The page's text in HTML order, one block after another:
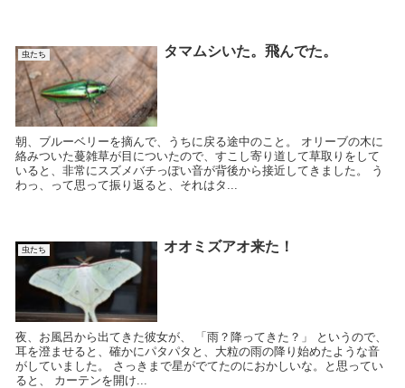
虫たち タマムシいた。飛んでた。
朝、ブルーベリーを摘んで、うちに戻る途中のこと。 オリーブの木に
絡みついた蔓雑草が目についたので、すこし寄り道して草取りをして
いると、非常にスズメバチっぽい音が背後から接近してきました。 う
わっ、って思って振り返ると、それはタ...
虫たち オオミズアオ来た！
夜、お風呂から出てきた彼女が、 「雨？降ってきた？」 というので、
耳を澄ませると、確かにパタパタと、大粒の雨の降り始めたような音
がしていました。 さっきまで星がでてたのにおかしいな。と思ってい
ると、 カーテンを開け...